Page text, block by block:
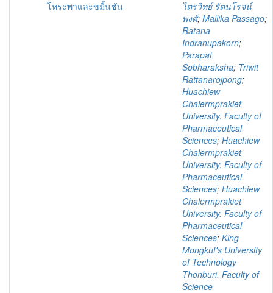
โหระพาและขมิ้นชัน
ไตรวิทย์ รัตนโรจน์
พงศ์; Mallika Passago;
Ratana
Indranupakorn;
Parapat
Sobharaksha; Triwit
Rattanarojpong;
Huachiew
Chalermprakiet
University. Faculty of
Pharmaceutical
Sciences; Huachiew
Chalermprakiet
University. Faculty of
Pharmaceutical
Sciences; Huachiew
Chalermprakiet
University. Faculty of
Pharmaceutical
Sciences; King
Mongkut's University
of Technology
Thonburi. Faculty of
Science